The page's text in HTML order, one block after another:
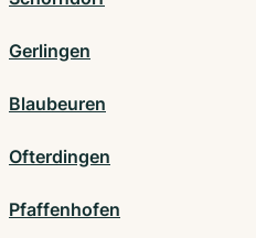
Gerlingen
Blaubeuren
Ofterdingen
Pfaffenhofen